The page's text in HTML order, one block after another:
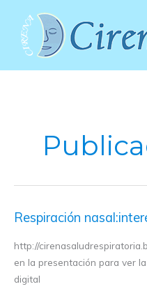
contenido
Respiración
http://
en la presentación para ver
digital
Respiración
de
la
evaluación